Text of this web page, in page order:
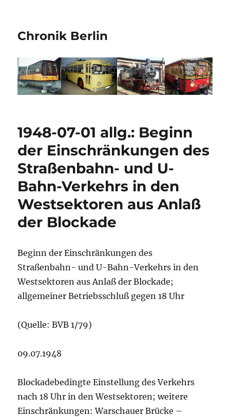
Chronik Berlin
1948-07-01 allg.: Beginn
der Einschränkungen des
Straßenbahn- und U-
Bahn-Verkehrs in den
Westsektoren aus Anlaß
der Blockade
Beginn der Einschränkungen des
Straßenbahn- und U-Bahn-Verkehrs in den
Westsektoren aus Anlaß der Blockade;
allgemeiner Betriebsschluß gegen 18 Uhr
(Quelle: BVB 1/79)
09.07.1948
Blockadebedingte Einstellung des Verkehrs
nach 18 Uhr in den Westsektoren; weitere
Einschränkungen: Warschauer Brücke –